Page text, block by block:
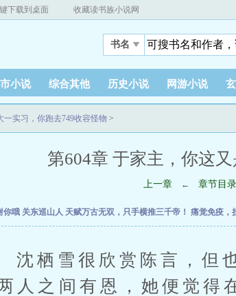
下载到桌面 收藏读书族小说网
书名
小说 综合其他 历史小说 网游小说
一实习，你跑去749收容怪物 >
第604章 于家主，你这
上一章 ← 章节目录
你哦 关东巡山人 天赋万古无双，只手横推三千帝！ 痛觉免疫，
雪很欣赏陈言，但也
人之间有恩，她便觉得